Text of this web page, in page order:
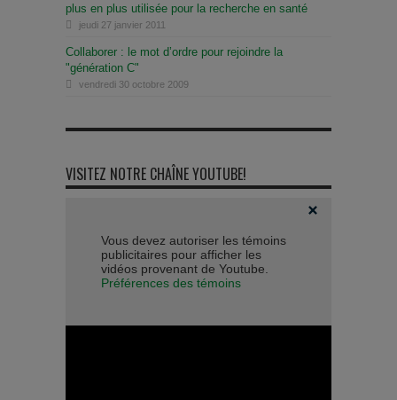
plus en plus utilisée pour la recherche en santé
jeudi 27 janvier 2011
Collaborer : le mot d’ordre pour rejoindre la
"génération C"
vendredi 30 octobre 2009
VISITEZ NOTRE CHAÎNE YOUTUBE!
Vous devez autoriser les témoins
publicitaires pour afficher les
vidéos provenant de Youtube.
Préférences des témoins